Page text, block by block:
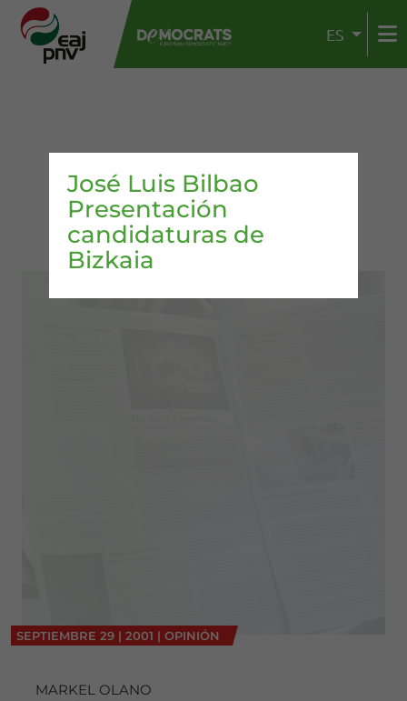
ES
José Luis Bilbao
Presentación
candidaturas de
Bizkaia
SEPTIEMBRE 29 | 2001 | OPINIÓN
MARKEL OLANO